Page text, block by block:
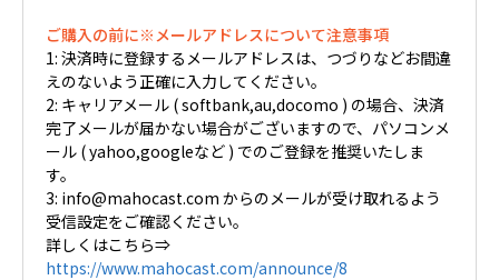
ご購入の前に※メールアドレスについて注意事項
1: 決済時に登録するメールアドレスは、つづりなどお間違
えのないよう正確に入力してください。
2: キャリアメール ( softbank,au,docomo ) の場合、決済
完了メールが届かない場合がございますので、パソコンメ
ール ( yahoo,googleなど ) でのご登録を推奨いたしま
す。
3: info@mahocast.com からのメールが受け取れるよう
受信設定をご確認ください。
詳しくはこちら⇒
https://www.mahocast.com/announce/8